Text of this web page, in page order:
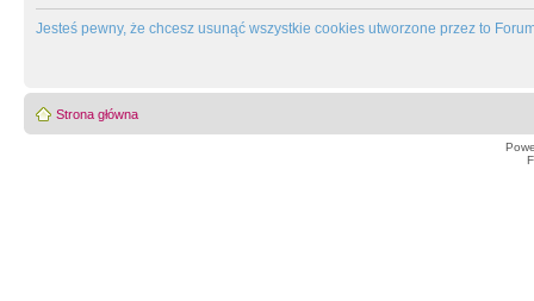
Jesteś pewny, że chcesz usunąć wszystkie cookies utworzone przez to
Strona główna